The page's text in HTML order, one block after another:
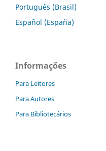
Português (Brasil)
Español (España)
Informações
Para Leitores
Para Autores
Para Bibliotecários